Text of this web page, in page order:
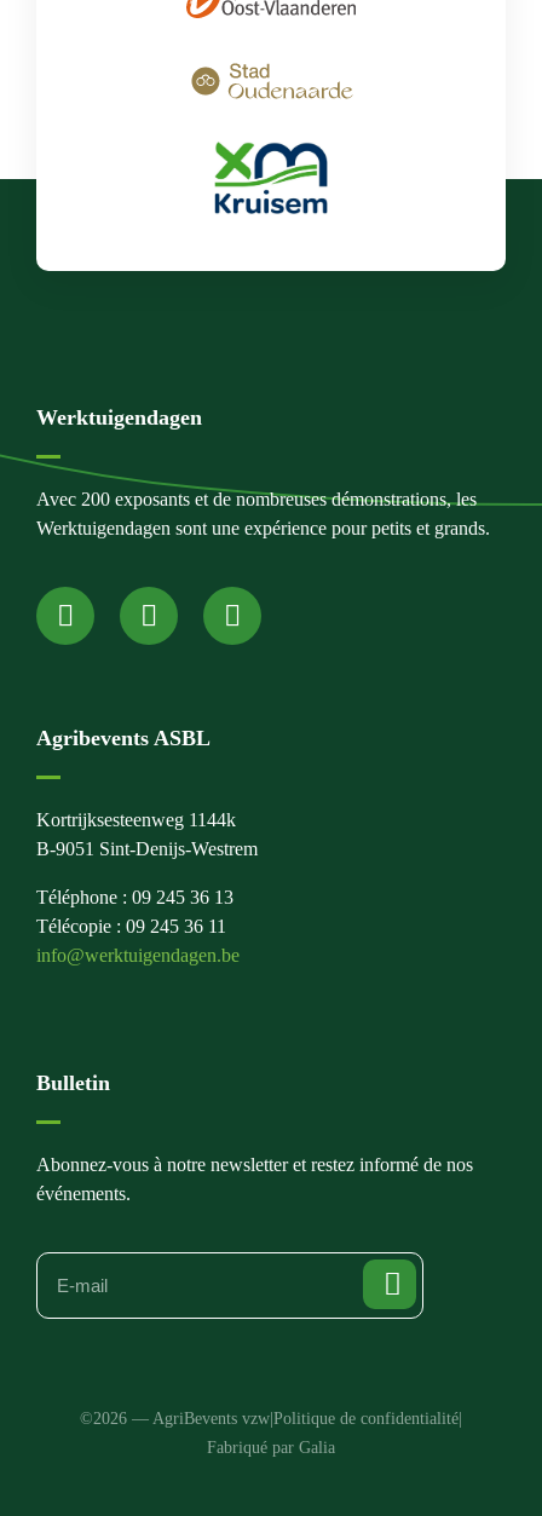
Werktuigendagen
Avec 200 exposants et de nombreuses démonstrations, les
Werktuigendagen sont une expérience pour petits et grands.
Agribevents ASBL
Kortrijksesteenweg 1144k
B-9051 Sint-Denijs-Westrem
Téléphone : 09 245 36 13
Télécopie : 09 245 36 11
info@werktuigendagen.be
Bulletin
Abonnez-vous à notre newsletter et restez informé de nos
événements.
©2026 — AgriBevents vzw Politique de confidentialité
Fabriqué par Galia